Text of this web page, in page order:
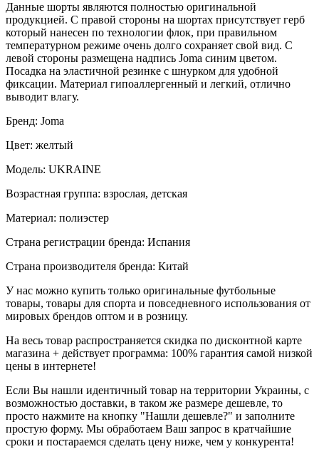
Данные шорты являются полностью оригинальной
продукцией. С правой стороны на шортах присутствует герб
который нанесен по технологии флок, при правильном
температурном режиме очень долго сохраняет свой вид. С
левой стороны размещена надпись Joma синим цветом.
Посадка на эластичной резинке с шнурком для удобной
фиксации. Материал гипоаллергенный и легкий, отлично
выводит влагу.
Бренд: Joma
Цвет: желтый
Модель: UKRAINE
Возрастная группа: взрослая, детская
Материал: полиэстер
Страна регистрации бренда: Испания
Страна производителя бренда: Китай
У нас можно купить только оригинальные футбольные
товары, товары для спорта и повседневного использования от
мировых брендов оптом и в розницу.
На весь товар распространяется скидка по дисконтной карте
магазина + действует программа: 100% гарантия самой низкой
цены в интернете!
Если Вы нашли идентичный товар на территории Украины, с
возможностью доставки, в таком же размере дешевле, то
просто нажмите на кнопку "Нашли дешевле?" и заполните
простую форму. Мы обработаем Ваш запрос в кратчайшие
сроки и постараемся сделать цену ниже, чем у конкурента!